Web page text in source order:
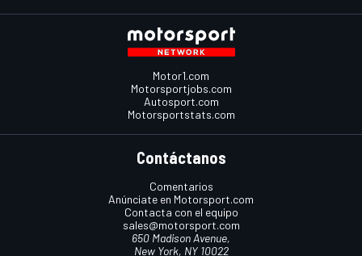
Motor1.com
Motorsportjobs.com
Autosport.com
Motorsportstats.com
Contáctanos
Comentarios
Anúnciate en Motorsport.com
Contacta con el equipo
sales@motorsport.com
650 Madison Avenue,
New York, NY 10022